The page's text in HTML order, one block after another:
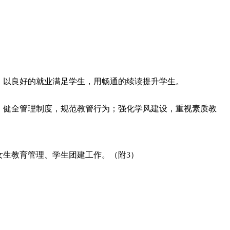
良好的就业满足学生，用畅通的续读提升学生。
全管理制度，规范教管行为；强化学风建设，重视素质教
教育管理、学生团建工作。（附3）